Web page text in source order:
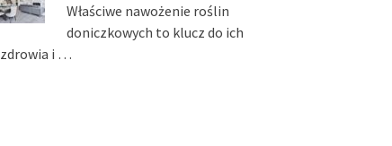
Właściwe nawożenie roślin
doniczkowych to klucz do ich
zdrowia i …